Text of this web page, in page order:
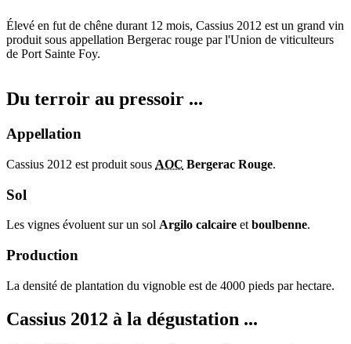
Élevé en fut de chêne durant 12 mois, Cassius 2012 est un grand vin
produit sous appellation Bergerac rouge par l'Union de viticulteurs
de Port Sainte Foy.
Du terroir au pressoir ...
Appellation
Cassius 2012 est produit sous AOC Bergerac Rouge.
Sol
Les vignes évoluent sur un sol Argilo calcaire etboulbenne.
Production
La densité de plantation du vignoble est de 4000 pieds par hectare.
Cassius 2012 à la dégustation ...